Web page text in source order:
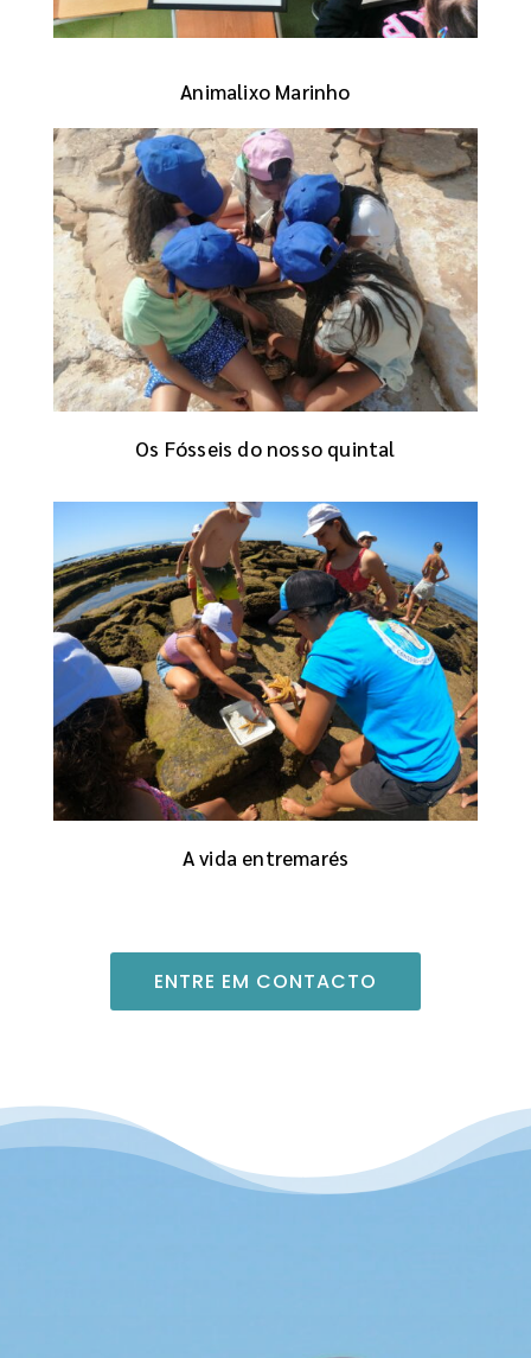
Animalixo Marinho
Os Fósseis do nosso quintal
A vida entremarés
ENTRE EM CONTACTO